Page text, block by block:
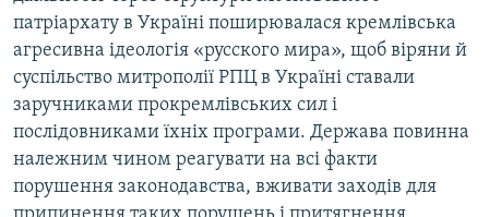
патріархату в Україні поширювалася кремлівська
агресивна ідеологія «русского мира», щоб віряни й
суспільство митрополії РПЦ в Україні ставали
заручниками прокремлівських сил і
послідовниками їхніх програми. Держава повинна
належним чином реагувати на всі факти
порушення законодавства, вживати заходів для